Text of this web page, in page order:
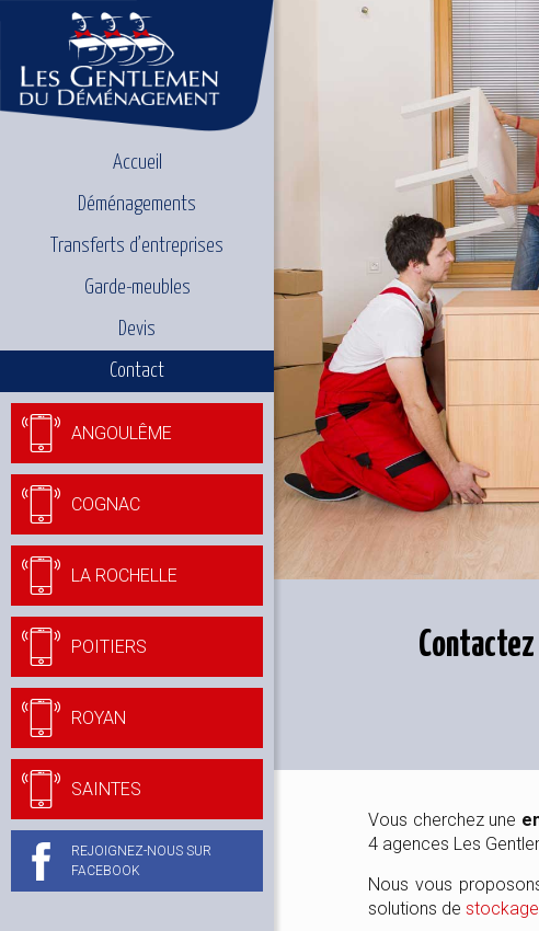
Accueil
Déménagements
Transferts d’entreprises
Garde-meubles
Devis
Contact
ANGOULÊME
COGNAC
LA ROCHELLE
POITIERS
ROYAN
SAINTES
REJOIGNEZ-NOUS SUR
FACEBOOK
Vous cherchez une
4 agences Les
Nous vous
solutions de